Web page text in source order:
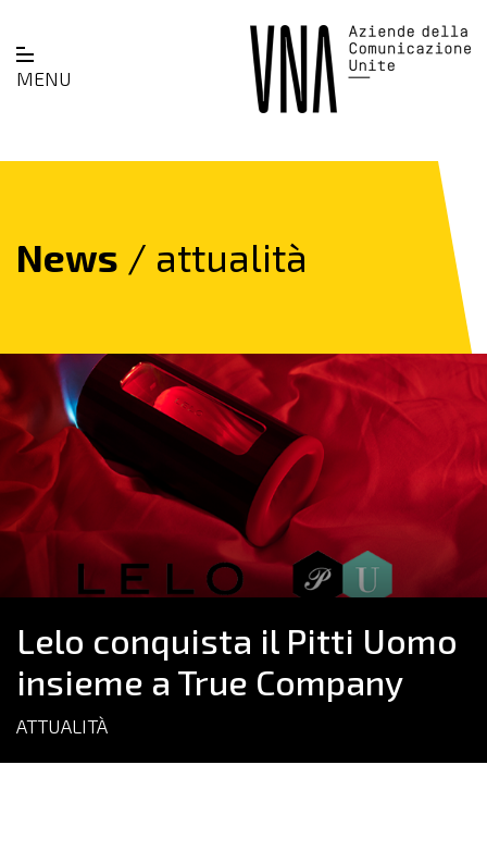
MENU
News / attualità
Lelo conquista il Pitti Uomo
insieme a True Company
ATTUALITÀ